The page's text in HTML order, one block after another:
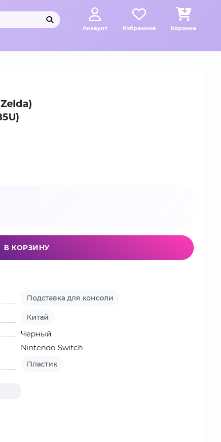
Аккаунт Избранное Корзина
В КОРЗИНУ
Подставка для консоли
Китай
Черный
Nintendo Switch
Пластик